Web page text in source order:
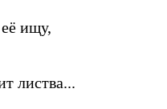
ищу,
листва...